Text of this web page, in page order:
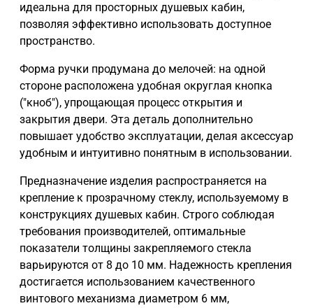
идеальна для просторных душевых кабин,
позволяя эффективно использовать доступное
пространство.
Форма ручки продумана до мелочей: на одной
стороне расположена удобная округлая кнопка
("кноб"), упрощающая процесс открытия и
закрытия двери. Эта деталь дополнительно
повышает удобство эксплуатации, делая аксессуар
удобным и интуитивно понятным в использовании.
Предназначение изделия распространяется на
крепление к прозрачному стеклу, используемому в
конструкциях душевых кабин. Строго соблюдая
требования производителей, оптимальные
показатели толщины закрепляемого стекла
варьируются от 8 до 10 мм. Надежность крепления
достигается использованием качественного
винтового механизма диаметром 6 мм,